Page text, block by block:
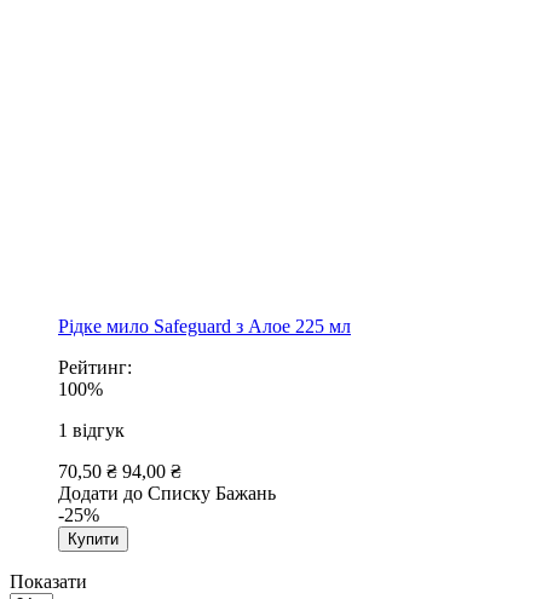
Рідке мило Safeguard з Алое 225 мл
Рейтинг:
100%
1 відгук
70,50 ₴ 94,00 ₴
Додати до Списку Бажань
-25%
Купити
Показати